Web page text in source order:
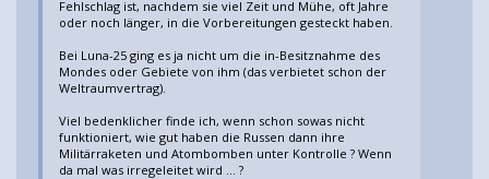
Fehlschlag ist, nachdem sie viel Zeit und Mühe, oft Jahre
oder noch länger, in die Vorbereitungen gesteckt haben.
Bei Luna-25 ging es ja nicht um die in-Besitznahme des
Mondes oder Gebiete von ihm (das verbietet schon der
Weltraumvertrag).
Viel bedenklicher finde ich, wenn schon sowas nicht
funktioniert, wie gut haben die Russen dann ihre
Militärraketen und Atombomben unter Kontrolle ? Wenn
da mal was irregeleitet wird ... ?